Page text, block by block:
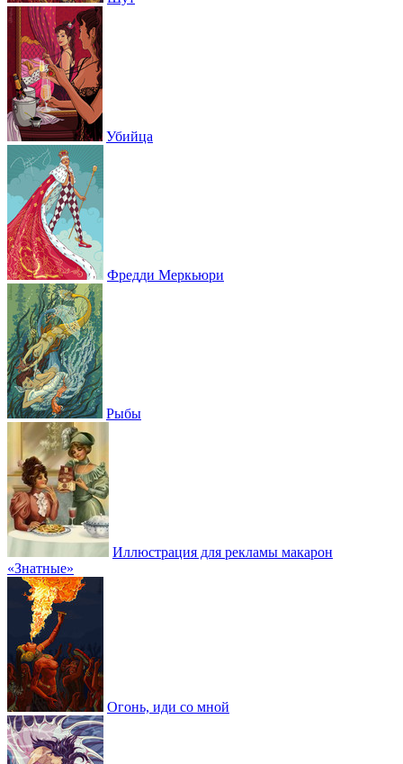
Убийца
Фредди Меркьюри
Рыбы
Иллюстрация для рекламы макарон
«Знатные»
Огонь, иди со мной